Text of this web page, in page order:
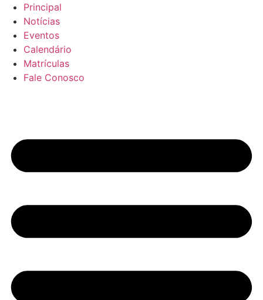
Principal
Notícias
Eventos
Calendário
Matrículas
Fale Conosco